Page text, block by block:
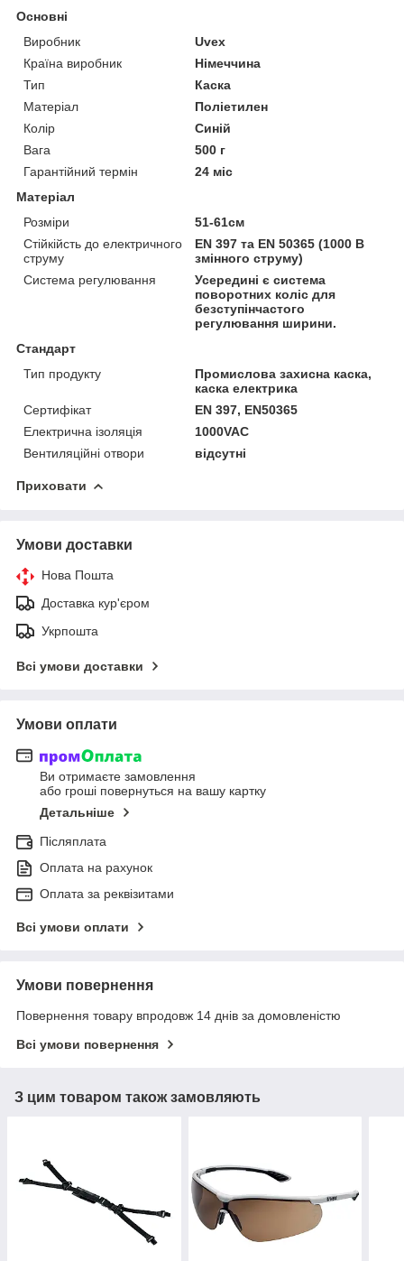
Основні
Виробник
Uvex
Країна виробник
Німеччина
Тип
Каска
Матеріал
Поліетилен
Колір
Синій
Вага
500 г
Гарантійний термін
24 міс
Матеріал
Розміри
51-61см
Стійкійсть до електричного
струму
EN 397 та EN 50365 (1000 В
змінного струму)
Система регулювання
Усередині є система
поворотних коліс для
безступінчастого
регулювання ширини.
Стандарт
Тип продукту
Промислова захисна каска,
каска електрика
Сертифікат
EN 397, EN50365
Електрична ізоляція
1000VAC
Вентиляційні отвори
відсутні
Приховати
Умови доставки
Нова Пошта
Доставка кур'єром
Укрпошта
Всі умови доставки
Умови оплати
Ви отримаєте замовлення
або гроші повернуться на вашу картку
Детальніше
Післяплата
Оплата на рахунок
Оплата за реквізитами
Всі умови оплати
Умови повернення
Повернення товару впродовж 14 днів за домовленістю
Всі умови повернення
З цим товаром також замовляють